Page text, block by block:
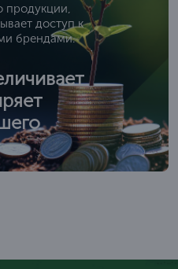
продукции,
доступ к
брендами.